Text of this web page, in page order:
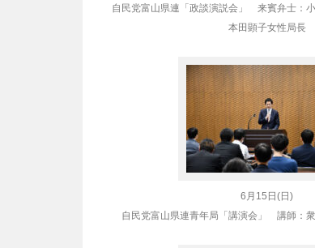
自民党富山県連 「政談演説会」 来賓弁士：
本田顕子女性局長
6月15日(日)
自民党富山県連青年局「講演会」 講師：